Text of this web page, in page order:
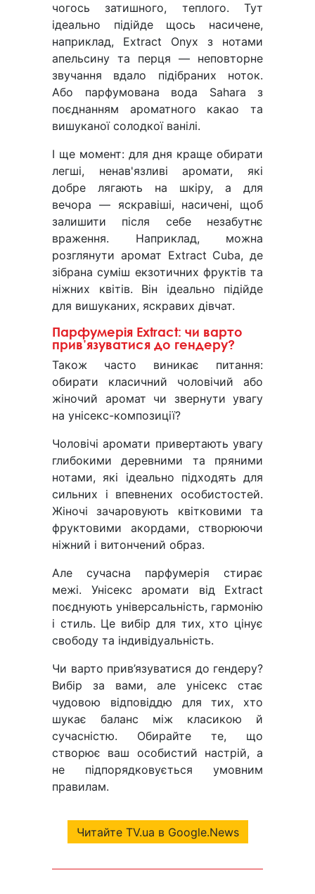
чогось затишного, теплого. Тут
ідеально підійде щось насичене,
наприклад, Extract Onyx з нотами
апельсину та перця — неповторне
звучання вдало підібраних ноток.
Або парфумована вода Sahara з
поєднанням ароматного какао та
вишуканої солодкої ванілі.
І ще момент: для дня краще обирати
легші, ненав'язливі аромати, які
добре лягають на шкіру, а для
вечора — яскравіші, насичені, щоб
залишити після себе незабутнє
враження. Наприклад, можна
розглянути аромат Extract Cuba, де
зібрана суміш екзотичних фруктів та
ніжних квітів. Він ідеально підійде
для вишуканих, яскравих дівчат.
Парфумерія Extract: чи варто
прив’язуватися до гендеру?
Також часто виникає питання:
обирати класичний чоловічий або
жіночий аромат чи звернути увагу
на унісекс-композиції?
Чоловічі аромати привертають увагу
глибокими деревними та пряними
нотами, які ідеально підходять для
сильних і впевнених особистостей.
Жіночі зачаровують квітковими та
фруктовими акордами, створюючи
ніжний і витончений образ.
Але сучасна парфумерія стирає
межі. Унісекс аромати від Extract
поєднують універсальність, гармонію
і стиль. Це вибір для тих, хто цінує
свободу та індивідуальність.
Чи варто прив’язуватися до гендеру?
Вибір за вами, але унісекс стає
чудовою відповіддю для тих, хто
шукає баланс між класикою й
сучасністю. Обирайте те, що
створює ваш особистий настрій, а
не підпорядковується умовним
правилам.
Читайте TV.ua в Google.News